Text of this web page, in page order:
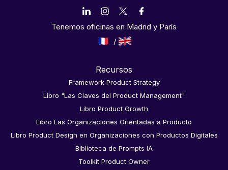
Tenemos oficinas en Madrid y París
Recursos
Framework Product Strategy
Libro "Las Claves del Product Management"
Libro Product Growth
Libro Las Organizaciones Orientadas a Producto
Libro Product Design en Organizaciones con Productos Digitales
Biblioteca de Prompts IA
Toolkit Product Owner